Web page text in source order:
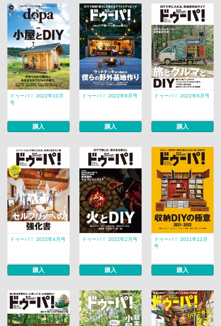
ドゥーパ！ 2022年10月
号
購入
ドゥーパ！ 2022年8月号
購入
ドゥーパ！ 2022年6月号
購入
ドゥーパ！ 2022年4月号
購入
ドゥーパ！ 2022年2月号
購入
ドゥーパ！ 2021年12月
号
購入